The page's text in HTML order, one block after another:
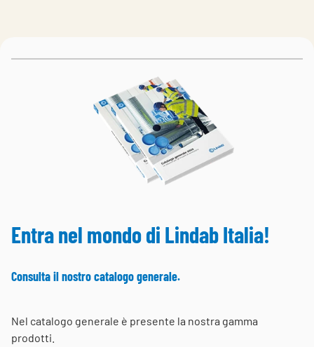
Entra nel mondo di Lindab Italia!
Consulta il nostro catalogo generale.
Nel catalogo generale è presente la nostra gamma
prodotti.